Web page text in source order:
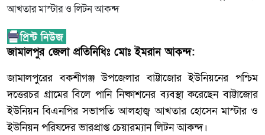
জামালপুর জেলা প্রতিনিধিঃ মোঃ ইমরান আকন্দ:
জামালপুরের বকশীগঞ্জ উপজেলার বাট্টাজোর ইউনিয়নের পশ্চিম
দত্তেরচর গ্রামের বিলে পানি নিষ্কাশনের ব্যবস্থা করেছেন বাট্টাজোর
ইউনিয়ন বিএনপির সভাপতি আলহাজ্ব আখতার হোসেন মাস্টার ও
ইউনিয়ন পরিষদের ভারপ্রাপ্ত চেয়ারম্যান লিটন আকন্দ।